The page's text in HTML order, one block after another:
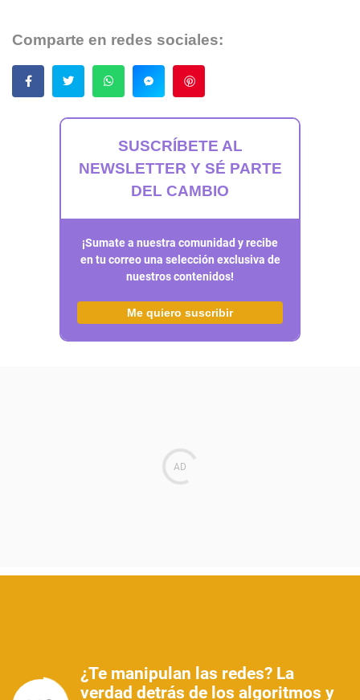
Comparte en redes sociales:
SUSCRÍBETE AL
NEWSLETTER Y SÉ PARTE
DEL CAMBIO
¡Sumate a nuestra comunidad y recibe
en tu correo una selección exclusiva de
nuestros contenidos!
Me quiero suscribir
¿Te manipulan las redes? La
verdad detrás de los algoritmos y